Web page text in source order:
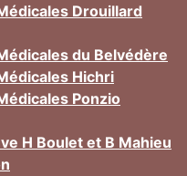
Drouillard
du Belvédère
Hichri
Ponzio
H Boulet et B Mahieu